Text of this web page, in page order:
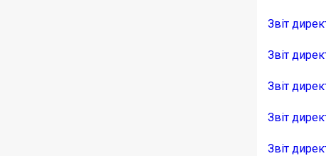
Звіт
Звіт
Звіт
Звіт
Звіт